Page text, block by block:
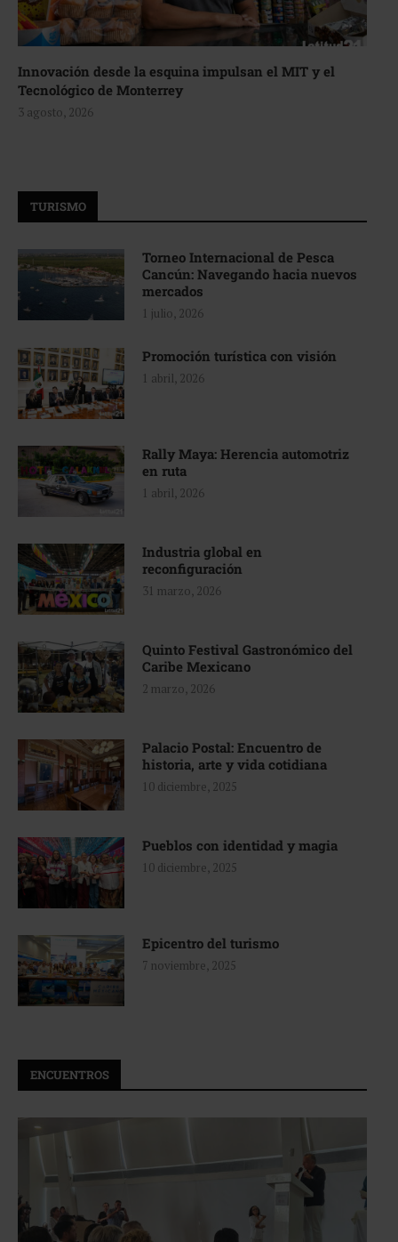
Innovación desde la esquina impulsan el MIT y el
Tecnológico de Monterrey
3 agosto, 2026
TURISMO
Torneo Internacional de Pesca
Cancún: Navegando hacia nuevos
mercados
1 julio, 2026
Promoción turística con visión
1 abril, 2026
Rally Maya: Herencia automotriz
en ruta
1 abril, 2026
Industria global en
reconfiguración
31 marzo, 2026
Quinto Festival Gastronómico del
Caribe Mexicano
2 marzo, 2026
Palacio Postal: Encuentro de
historia, arte y vida cotidiana
10 diciembre, 2025
Pueblos con identidad y magia
10 diciembre, 2025
Epicentro del turismo
7 noviembre, 2025
ENCUENTROS